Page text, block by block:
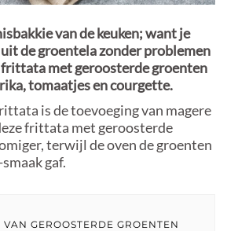
van de keuken; want je
de groentela zonder problemen
met geroosterde groenten
tomaatjes en courgette.
is de toevoeging van magere
frittata met geroosterde
terwijl de oven de groenten
gaf.
GEROOSTERDE GROENTEN